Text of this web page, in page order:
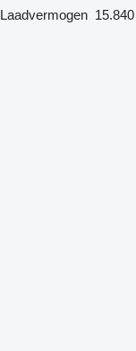
Laadvermogen 15.840